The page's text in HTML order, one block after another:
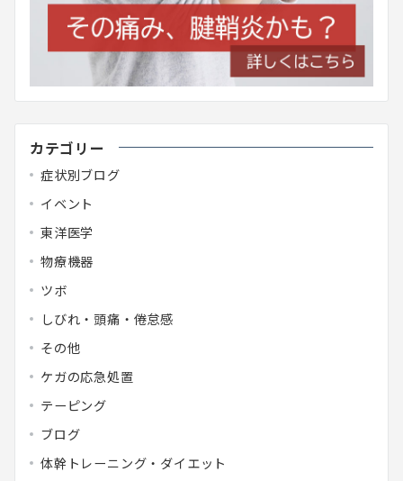
カテゴリー
症状別ブログ
イベント
東洋医学
物療機器
ツボ
しびれ・頭痛・倦怠感
その他
ケガの応急処置
テーピング
ブログ
体幹トレーニング・ダイエット